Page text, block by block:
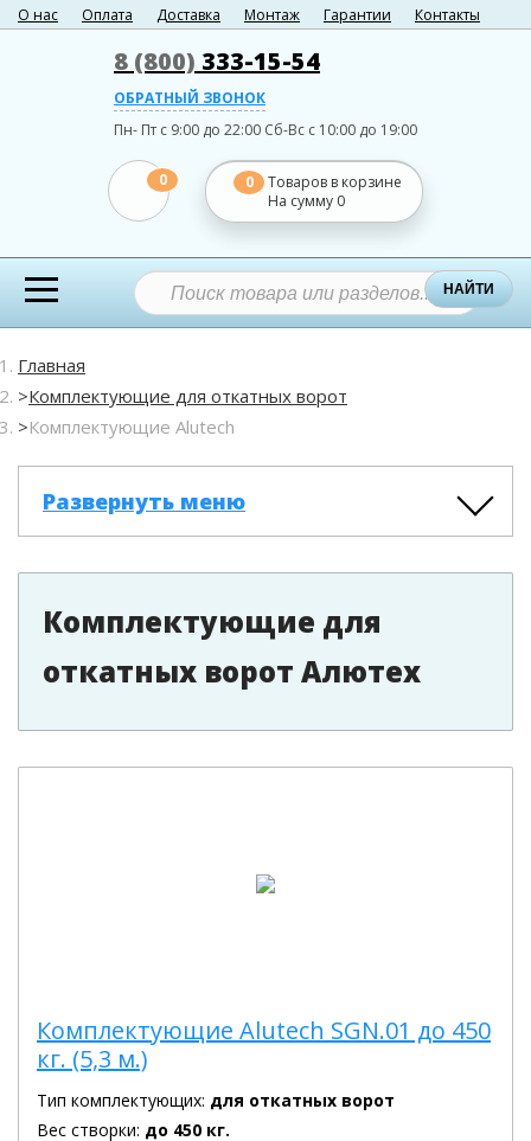
О нас Оплата Доставка Монтаж Гарантии Контакты
8 (800) 333-15-54
ОБРАТНЫЙ ЗВОНОК
Пн- Пт с 9:00 до 22:00 Сб-Вс с 10:00 до 19:00
0 0
Товаров в корзине
На сумму 0
НАЙТИ
Главная
Комплектующие для откатных ворот
Комплектующие Alutech
Развернуть меню
Комплектующие для
откатных ворот Алютех
Комплектующие Alutech SGN.01 до 450
кг. (5,3 м.)
Тип комплектующих: для откатных ворот
Вес створки: до 450 кг.